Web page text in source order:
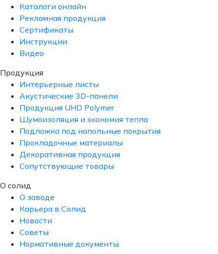
Каталоги онлайн
Рекламная продукция
Сертификаты
Инструкции
Видео
Продукция
Интерьерные листы
Акустические 3D-панели
Продукция UHD Polymer
Шумоизоляция и экономия тепла
Подложка под напольные покрытия
Прокладочные материалы
Декоративная продукция
Сопутствующие товары
О солид
О заводе
Карьера в Солид
Новости
Советы
Нормативные документы